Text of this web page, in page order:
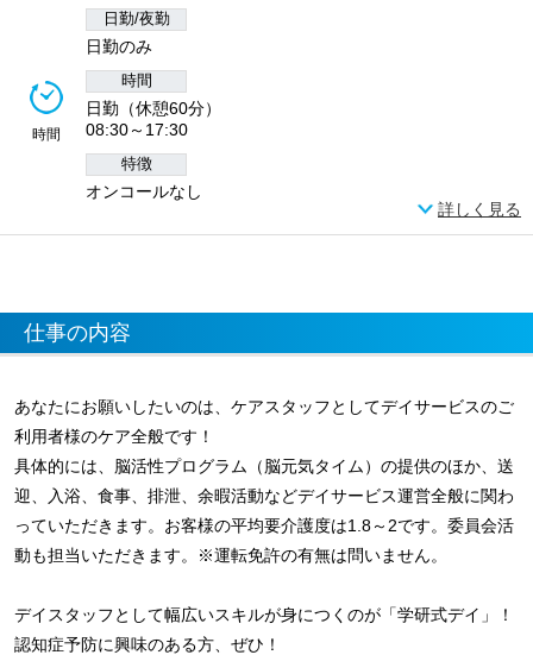
時間
日勤/夜勤
日勤のみ
時間
日勤（休憩60分）
08:30～17:30
特徴
オンコールなし
詳しく見る
仕事の内容
あなたにお願いしたいのは、ケアスタッフとしてデイサービスのご
利用者様のケア全般です！
具体的には、脳活性プログラム（脳元気タイム）の提供のほか、送
迎、入浴、食事、排泄、余暇活動などデイサービス運営全般に関わ
っていただきます。お客様の平均要介護度は1.8～2です。委員会活
動も担当いただきます。※運転免許の有無は問いません。
デイスタッフとして幅広いスキルが身につくのが「学研式デイ」！
認知症予防に興味のある方、ぜひ！